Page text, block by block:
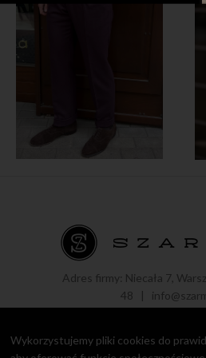
Adres firmy: Niecała 7,
48 |
Wykorzystujemy pliki cookies do